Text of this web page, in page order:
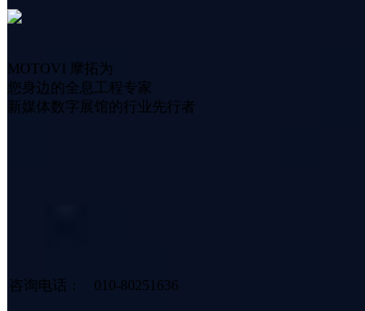
MOTOVI 摩拓为
您身边的全息工程专家
新媒体数字展馆的行业先行者
咨询电话： 010-80251636